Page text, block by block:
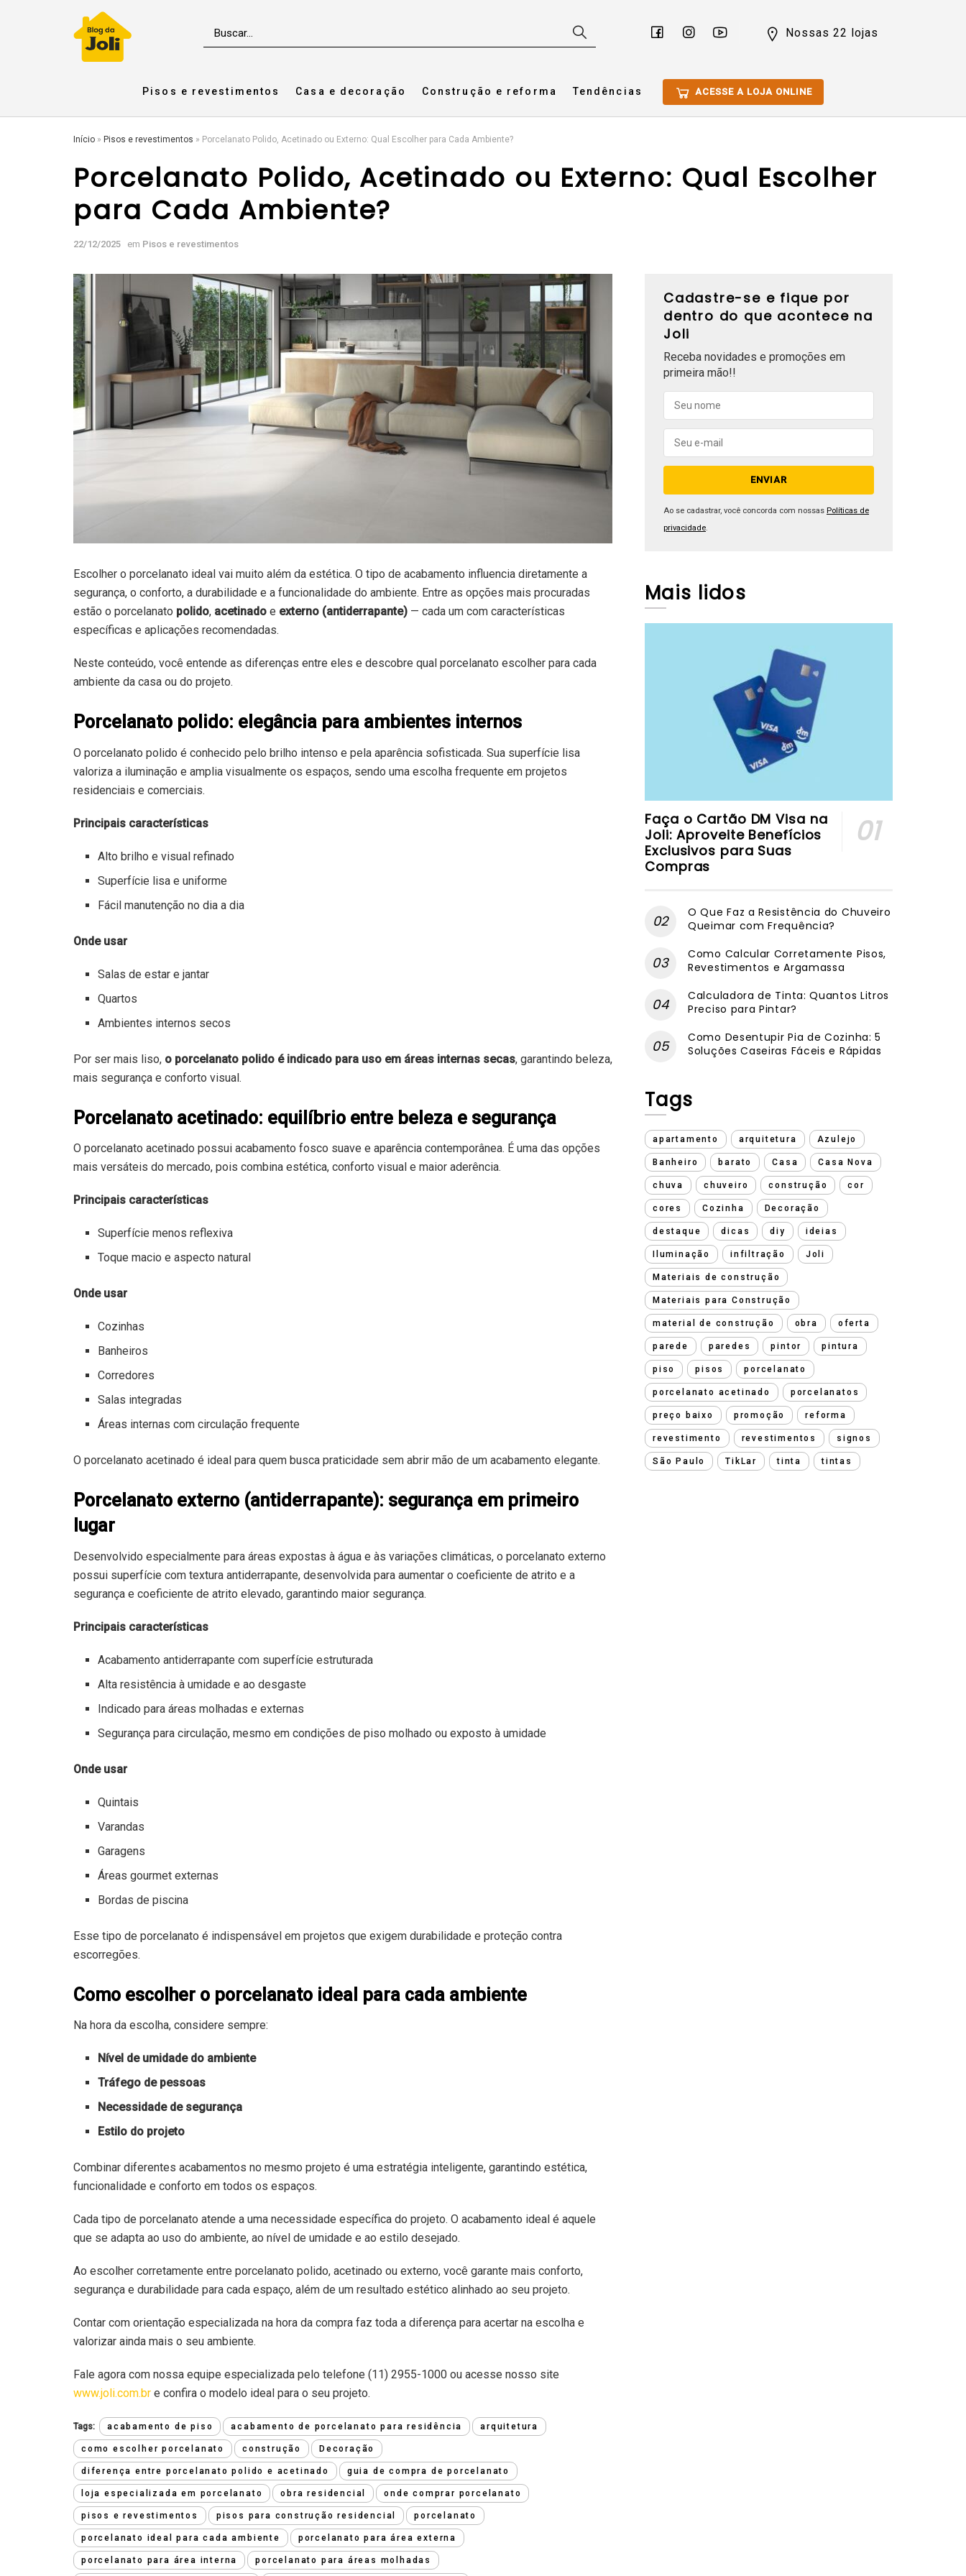
Nossas 22 lojas
Pisos e revestimentos Casa e decoração Construção e reforma Tendências ACESSE A LOJA ONLINE
Início » Pisos e revestimentos » Porcelanato Polido, Acetinado ou Externo: Qual Escolher para Cada Ambiente?
Porcelanato Polido, Acetinado ou Externo: Qual Escolher
para Cada Ambiente?
22/12/2025 em Pisos e revestimentos
Escolher o porcelanato ideal vai muito além da estética. O tipo de acabamento influencia diretamente a
segurança, o conforto, a durabilidade e a funcionalidade do ambiente. Entre as opções mais procuradas
estão o porcelanato polido, acetinado e externo (antiderrapante) — cada um com características
específicas e aplicações recomendadas.
Neste conteúdo, você entende as diferenças entre eles e descobre qual porcelanato escolher para cada
ambiente da casa ou do projeto.
Porcelanato polido: elegância para ambientes internos
O porcelanato polido é conhecido pelo brilho intenso e pela aparência sofisticada. Sua superfície lisa
valoriza a iluminação e amplia visualmente os espaços, sendo uma escolha frequente em projetos
residenciais e comerciais.
Principais características
Alto brilho e visual refinado
Superfície lisa e uniforme
Fácil manutenção no dia a dia
Onde usar
Salas de estar e jantar
Quartos
Ambientes internos secos
Por ser mais liso, o porcelanato polido é indicado para uso em áreas internas secas, garantindo beleza,
mais segurança e conforto visual.
Porcelanato acetinado: equilíbrio entre beleza e segurança
O porcelanato acetinado possui acabamento fosco suave e aparência contemporânea. É uma das opções
mais versáteis do mercado, pois combina estética, conforto visual e maior aderência.
Principais características
Superfície menos reflexiva
Toque macio e aspecto natural
Onde usar
Cozinhas
Banheiros
Corredores
Salas integradas
Áreas internas com circulação frequente
O porcelanato acetinado é ideal para quem busca praticidade sem abrir mão de um acabamento elegante.
Porcelanato externo (antiderrapante): segurança em primeiro
lugar
Desenvolvido especialmente para áreas expostas à água e às variações climáticas, o porcelanato externo
possui superfície com textura antiderrapante, desenvolvida para aumentar o coeficiente de atrito e a
segurança e coeficiente de atrito elevado, garantindo maior segurança.
Principais características
Acabamento antiderrapante com superfície estruturada
Alta resistência à umidade e ao desgaste
Indicado para áreas molhadas e externas
Segurança para circulação, mesmo em condições de piso molhado ou exposto à umidade
Onde usar
Quintais
Varandas
Garagens
Áreas gourmet externas
Bordas de piscina
Esse tipo de porcelanato é indispensável em projetos que exigem durabilidade e proteção contra
escorregões.
Como escolher o porcelanato ideal para cada ambiente
Na hora da escolha, considere sempre:
Nível de umidade do ambiente
Tráfego de pessoas
Necessidade de segurança
Estilo do projeto
Combinar diferentes acabamentos no mesmo projeto é uma estratégia inteligente, garantindo estética,
funcionalidade e conforto em todos os espaços.
Cada tipo de porcelanato atende a uma necessidade específica do projeto. O acabamento ideal é aquele
que se adapta ao uso do ambiente, ao nível de umidade e ao estilo desejado.
Ao escolher corretamente entre porcelanato polido, acetinado ou externo, você garante mais conforto,
segurança e durabilidade para cada espaço, além de um resultado estético alinhado ao seu projeto.
Contar com orientação especializada na hora da compra faz toda a diferença para acertar na escolha e
valorizar ainda mais o seu ambiente.
Fale agora com nossa equipe especializada pelo telefone (11) 2955-1000 ou acesse nosso site
www.joli.com.br e confira o modelo ideal para o seu projeto.
Tags: acabamento de piso acabamento de porcelanato para residência arquitetura
como escolher porcelanato construção Decoração
diferença entre porcelanato polido e acetinado guia de compra de porcelanato
loja especializada em porcelanato obra residencial onde comprar porcelanato
pisos e revestimentos pisos para construção residencial porcelanato
porcelanato ideal para cada ambiente porcelanato para área externa
porcelanato para área interna porcelanato para áreas molhadas
Cadastre-se e fique por
dentro do que acontece na
Joli
Receba novidades e promoções em
primeira mão!!
Ao se cadastrar, você concorda com nossas Políticas de
privacidade.
Mais lidos
Faça o Cartão DM Visa na
Joli: Aproveite Benefícios
Exclusivos para Suas
Compras
O Que Faz a Resistência do Chuveiro
Queimar com Frequência?
Como Calcular Corretamente Pisos,
Revestimentos e Argamassa
Calculadora de Tinta: Quantos Litros
Preciso para Pintar?
Como Desentupir Pia de Cozinha: 5
Soluções Caseiras Fáceis e Rápidas
Tags
apartamento arquitetura Azulejo
Banheiro barato Casa Casa Nova
chuva chuveiro construção cor
cores Cozinha Decoração
destaque dicas diy ideias
Iluminação infiltração Joli
Materiais de construção
Materiais para Construção
material de construção obra oferta
parede paredes pintor pintura
piso pisos porcelanato
porcelanato acetinado porcelanatos
preço baixo promoção reforma
revestimento revestimentos signos
São Paulo TikLar tinta tintas